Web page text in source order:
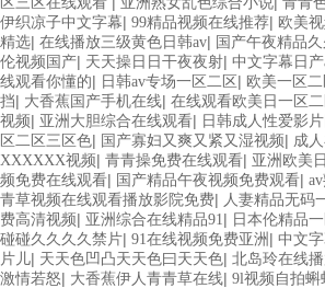
伊织凉子中文字幕| 99精品视频在线推荐| 欧美
精选| 在线播放三级黄色日韩av| 国产午夜精品
伦视频国产| 天天操日日干夜夜射| 中文字幕日
线观看你懂的| 日韩av专场一区二区 | 欧美一区
挡| 大香蕉国产手机在线| 在线观看欧美日一区二
视频| 亚洲大胆综合在线观看| 日韩成人性爱影
区二区三区色| 国产寡妇又爽又紧又湿视频| 成
XXXXXX视频| 青青操免费在线观看| 亚洲欧美
频免费在线观看| 国产精品午夜视频免费观看|
青草视频在线观看播放影院免费| 人妻精品无码
费高清视频| 亚洲综合在线精品91| 日本伦精品
碰碰久久久久禁片| 91在线视频免费亚洲 | 中文
片儿| 天天色凹凸天天色曰天天色| 北岛玲在线
激情若怒| 大香蕉伊人青青草在线| 9l视频自拍蝌